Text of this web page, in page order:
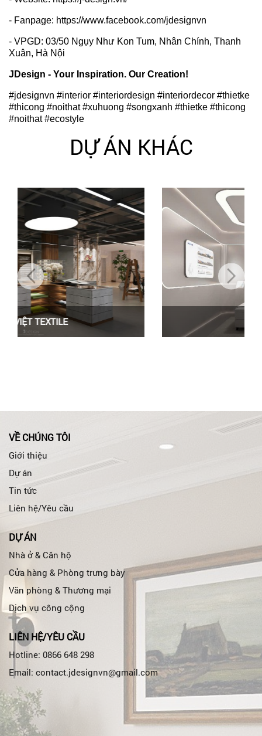
- Fanpage: https://www.facebook.com/jdesignvn
- VPGD: 03/50 Ngụy Như Kon Tum, Nhân Chính, Thanh
Xuân, Hà Nội
JDesign - Your Inspiration. Our Creation!
#jdesignvn #interior #interiordesign #interiordecor #thietke
#thicong #noithat#xuhuong #songxanh #thietke #thicong
#noithat #ecostyle
DỰ ÁN KHÁC
VỀ CHÚNG TÔI
Giới thiệu
Dự án
Tin tức
Liên hệ/Yêu cầu
DỰ ÁN
Nhà ở & Căn hộ
Cửa hàng & Phòng trưng bày
Văn phòng & Thương mại
Dịch vụ công cộng
LIÊN HỆ/YÊU CẦU
Hotline: 0866 648 298
Email: contact.jdesignvn@gmail.com